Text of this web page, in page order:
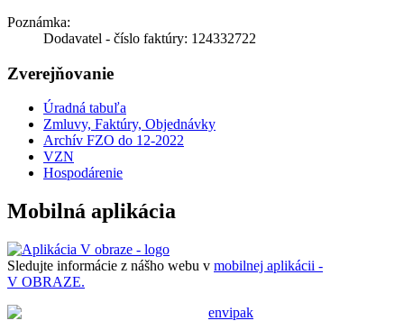
Poznámka:
Dodavatel - číslo faktúry: 124332722
Zverejňovanie
Úradná tabuľa
Zmluvy, Faktúry, Objednávky
Archív FZO do 12-2022
VZN
Hospodárenie
Mobilná aplikácia
Sledujte informácie z nášho webu v mobilnej aplikácii -
V OBRAZE.